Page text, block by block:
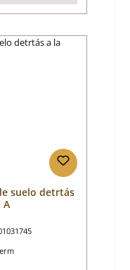
suelo detrtás
A